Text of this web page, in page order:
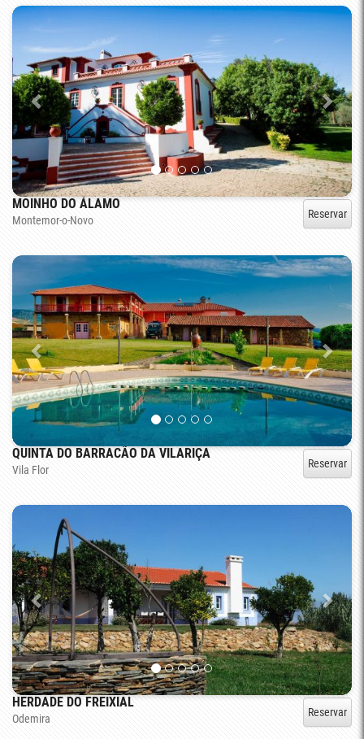
MOINHO DO ÁLAMO
Montemor-o-Novo Reservar
QUINTA DO BARRACÃO DA VILARIÇA
Vila Flor Reservar
HERDADE DO FREIXIAL
Odemira Reservar